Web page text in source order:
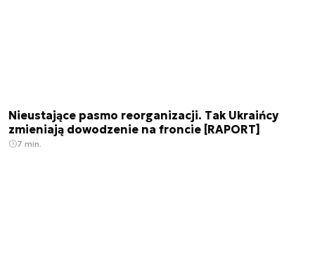
Nieustające pasmo reorganizacji. Tak Ukraińcy
zmieniają dowodzenie na froncie [RAPORT]
7 min.